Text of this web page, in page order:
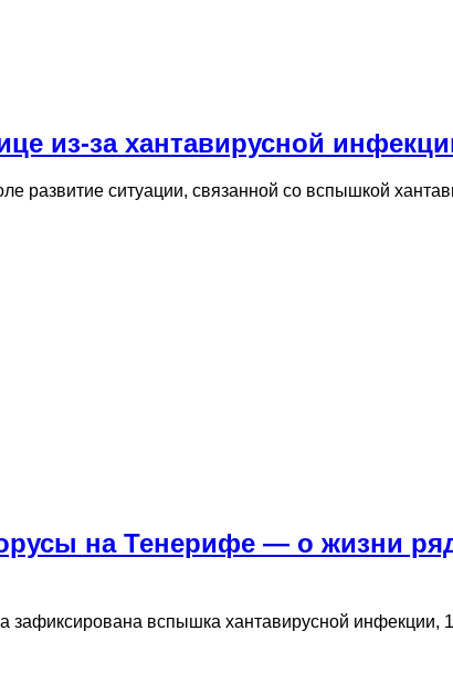
из-за хантавирусной
развитие ситуации, связанной со вспышкой
на Тенерифе — о жизни
зафиксирована вспышка хантавирусной